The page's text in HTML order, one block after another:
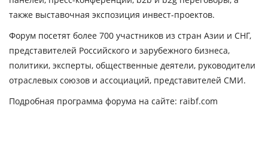
также выставочная экспозиция инвест-проектов.
Форум посетят более 700 участников из стран Азии и СНГ,
представителей Российского и зарубежного бизнеса,
политики, эксперты, общественные деятели, руководители
отраслевых союзов и ассоциаций, представителей СМИ.
Подробная программа форума на сайте: raibf.com